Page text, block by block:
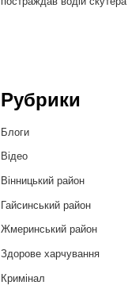
Рубрики
Блоги
Відео
Вінницький район
Гайсинський район
Жмеринський район
Здорове харчування
Кримінал